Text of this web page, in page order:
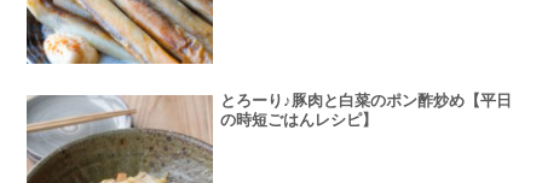
とろーり♪豚肉と白菜のポン酢炒め【平日
の時短ごはんレシピ】